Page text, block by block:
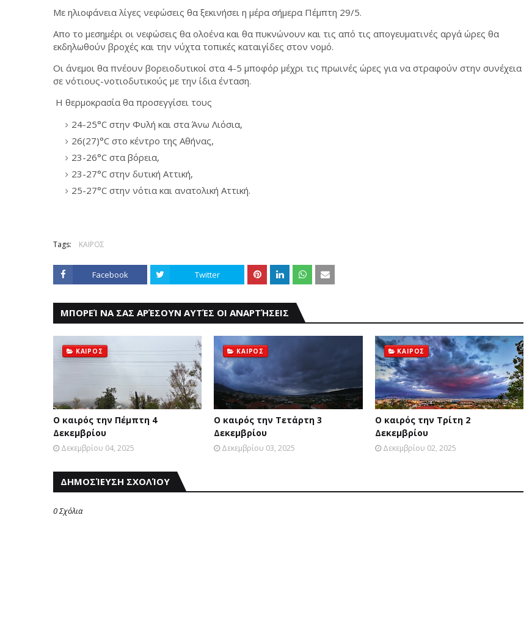
Με ηλιοφάνεια λίγες νεφώσεις θα ξεκινήσει η μέρα σήμερα Πέμπτη 29/5.
Απο το μεσημέρι οι νεφώσεις θα ολοένα και θα πυκνώνουν και τις από τις απογευματινές αργά ώρες θα
εκδηλωθούν βροχές και την νύχτα τοπικές καταιγίδες στον νομό.
Οι άνεμοι θα πνέουν βορειοδυτικοί στα 4-5 μποφόρ μέχρι τις πρωινές ώρες για να στραφούν στην συνέχεια
σε νότιους-νοτιοδυτικούς με την ίδια ένταση.
Η θερμοκρασία θα προσεγγίσει τους
24-25°C στην Φυλή και στα Άνω Λιόσια,
26(27)°C στο κέντρο της Αθήνας,
23-26°C στα βόρεια,
23-27°C στην δυτική Αττική,
25-27°C στην νότια και ανατολική Αττική.
Tags: ΚΑΙΡΟΣ
Facebook Twitter
ΜΠΟΡΕΊ ΝΑ ΣΑΣ ΑΡΈΣΟΥΝ ΑΥΤΈΣ ΟΙ ΑΝΑΡΤΉΣΕΙΣ
ΚΑΙΡΟΣ
Ο καιρός την Πέμπτη 4
Δεκεμβρίου
Δεκεμβρίου 04, 2025
ΚΑΙΡΟΣ
Ο καιρός την Τετάρτη 3
Δεκεμβρίου
Δεκεμβρίου 03, 2025
ΚΑΙΡΟΣ
Ο καιρός την Τρίτη 2
Δεκεμβρίου
Δεκεμβρίου 02, 2025
ΔΗΜΟΣΊΕΥΣΗ ΣΧΟΛΊΟΥ
0 Σχόλια